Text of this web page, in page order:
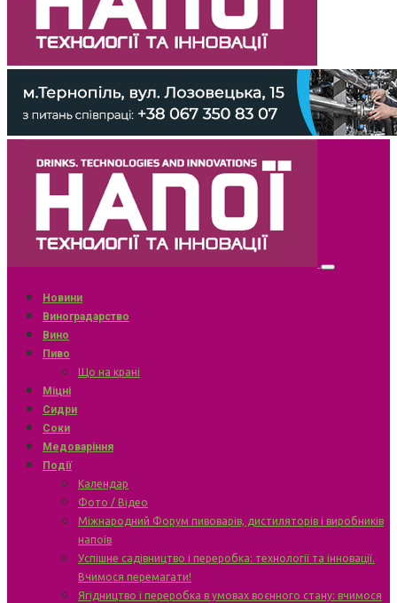
Новини
Виноградарство
Вино
Пиво
Що на крані
Міцні
Сидри
Соки
Медоваріння
Події
Календар
Фото / Відео
Міжнародний Форум пивоварів, дистиляторів і виробників
напоїв
Успішне садівництво і переробка: технології та інновації.
Вчимося перемагати!
Ягідництво і переробка в умовах воєнного стану: вчимося